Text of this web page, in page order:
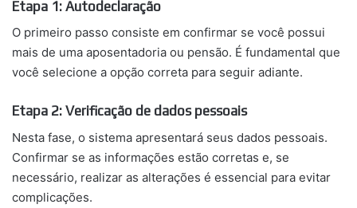
Etapa 1: Autodeclaração
O primeiro passo consiste em confirmar se você possui
mais de uma aposentadoria ou pensão. É fundamental que
você selecione a opção correta para seguir adiante.
Etapa 2: Verificação de dados pessoais
Nesta fase, o sistema apresentará seus dados pessoais.
Confirmar se as informações estão corretas e, se
necessário, realizar as alterações é essencial para evitar
complicações.